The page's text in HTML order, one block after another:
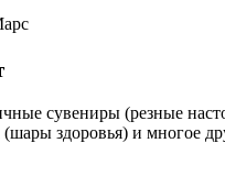
сувениры (резные
здоровья) и многое